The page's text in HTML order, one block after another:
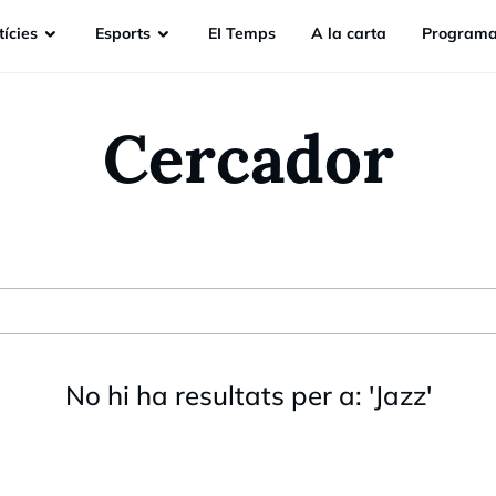
Esports EI Temps A la carta
Cercador
No hi ha resultats per a: 'Jazz'